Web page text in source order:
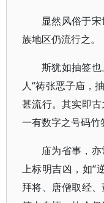
显然风俗于
族地区仍流行之。
斯犹如抽签
人“祷张恶子庙，
甚流行。其实即
一有数字之号码竹
庙为省事，
上标明吉凶，如“
拜将、唐僧取经